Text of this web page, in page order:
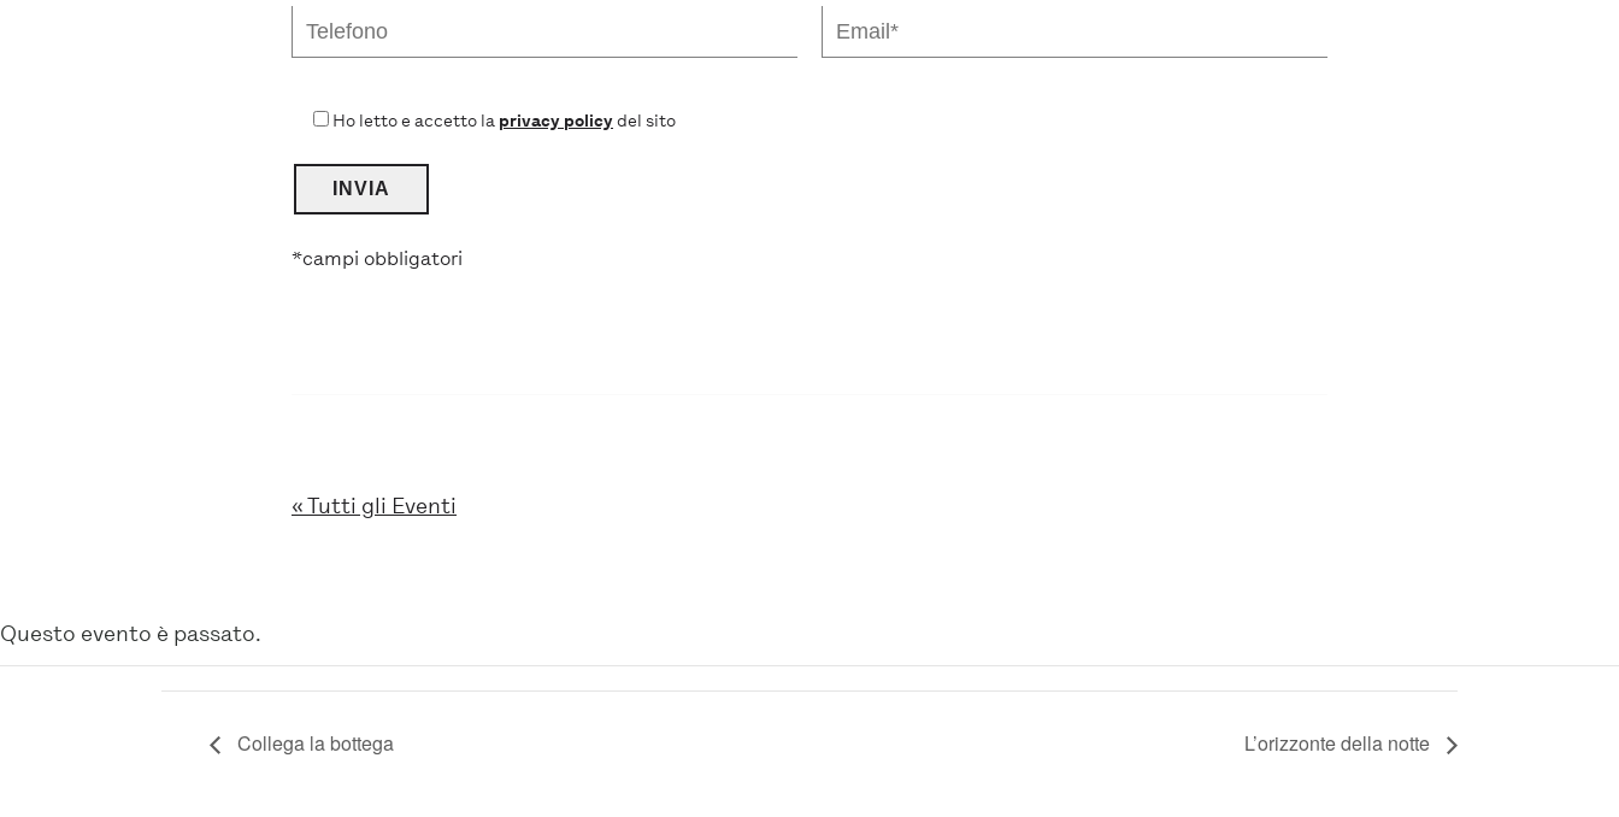
Ho letto e accetto la privacy policydel sito
*campi obbligatori
« Tutti gli Eventi
Questo evento è passato.
Collega la bottega L’orizzonte della notte